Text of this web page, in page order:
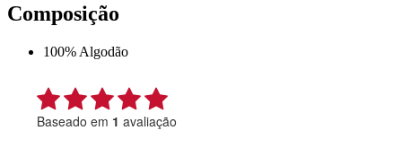
Composição
100% Algodão
Baseado em 1 avaliação